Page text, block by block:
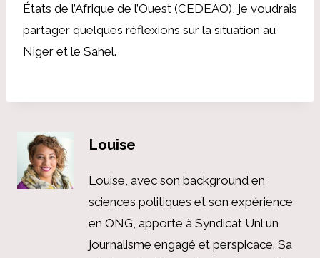
États de l’Afrique de l’Ouest (CEDEAO), je voudrais
partager quelques réflexions sur la situation au
Niger et le Sahel.
Louise
Louise, avec son background en
sciences politiques et son expérience
en ONG, apporte à Syndicat Unl un
journalisme engagé et perspicace. Sa